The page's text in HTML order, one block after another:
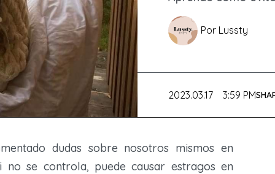
más saludable y
feliz
VER MÁS 4 MIN READ
VER MÁS 1 MIN READ
tus finanzas
personales
VER MÁS 4 MIN READ
que mejorarán
vidaPor Lussty
2023.03.17 3:59 PM
dudas sobre nosotros mismos en
no se controla, puede causar estragos en